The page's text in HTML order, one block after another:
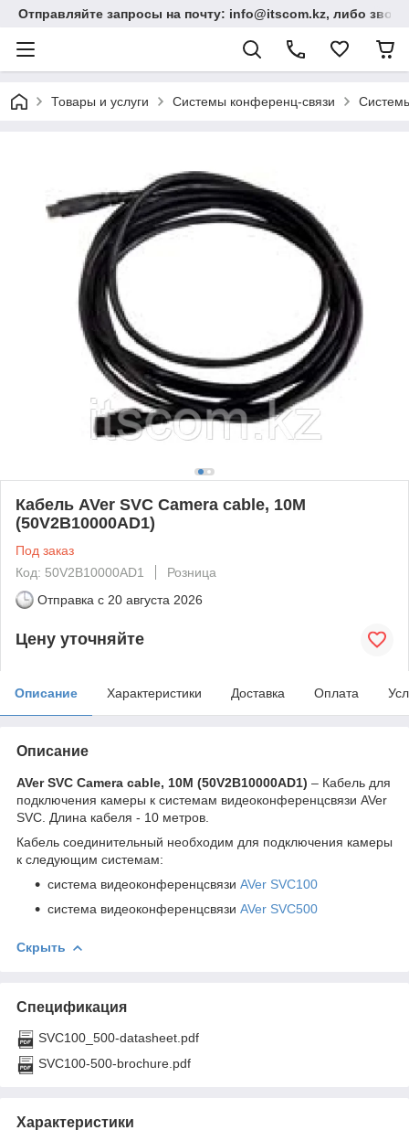
Отправляйте запросы на почту: info@itscom.kz, либо
Товары и услуги Системы конференц-связи
Кабель AVer SVC Camera cable, 10M
(50V2B10000AD1)
Под заказ
Код: 50V2B10000AD1
Розница
Отправка с 20 августа 2026
Цену уточняйте
Описание Характеристики Доставка Оплата
Описание
AVer SVC Camera cable, 10M (50V2B10000AD1) – Кабель для
подключения камеры к системам видеоконференцсвязи AVer
SVC. Длина кабеля - 10 метров.
Кабель соединительный необходим для подключения камеры
к следующим системам:
система видеоконференцсвязи AVer SVC100
система видеоконференцсвязи AVer SVC500
Скрыть
Спецификация
SVC100_500-datasheet.pdf
SVC100-500-brochure.pdf
Характеристики